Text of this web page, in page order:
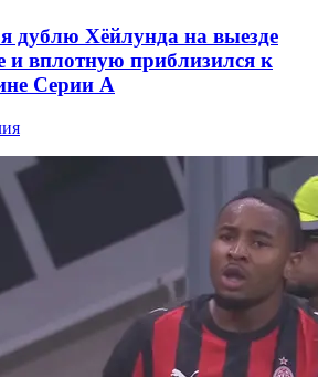
дублю Хёйлунда на выезде
и вплотную приблизился к
Серии А